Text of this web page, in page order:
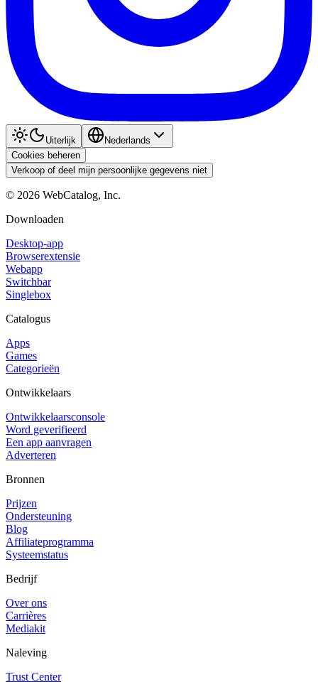
Uiterlijk
Nederlands
Cookies beheren
Verkoop of deel mijn persoonlijke gegevens niet
© 2026 WebCatalog, Inc.
Downloaden
Desktop-app
Browserextensie
Webapp
Switchbar
Singlebox
Catalogus
Apps
Games
Categorieën
Ontwikkelaars
Ontwikkelaarsconsole
Word geverifieerd
Een app aanvragen
Adverteren
Bronnen
Prijzen
Ondersteuning
Blog
Affiliateprogramma
Systeemstatus
Bedrijf
Over ons
Carrières
Mediakit
Naleving
Trust Center